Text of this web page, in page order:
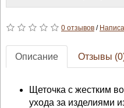
0 отзывов/
Описание Отзывы
Щеточка с жестким
ухода за изделиями